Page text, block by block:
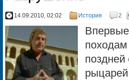
14.09.2010, 02:02 История 2
поздней